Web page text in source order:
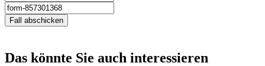
Fall abschicken
Das könnte Sie auch interessieren